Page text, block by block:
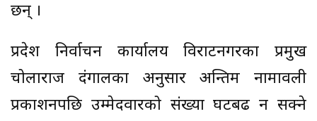
छन् ।
प्रदेश निर्वाचन कार्यालय विराटनगरका प्रमुख
चोलाराज दंगालका अनुसार अन्तिम नामावली
प्रकाशनपछि उम्मेदवारको संख्या घटबढ हुन सक्ने